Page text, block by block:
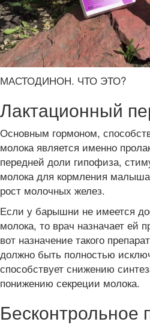
МАСТОДИНОН. ЧТО ЭТО?
Лактационный
Основным гормоном,
молока является именно
передней доли гипофиза,
молока для кормления
рост молочных желез.
Если у барышни не имеется
молока, то врач назначает ей
вот назначение такого
должно быть полностью
способствует снижению
понижению секреции молока.
Бесконтрольное